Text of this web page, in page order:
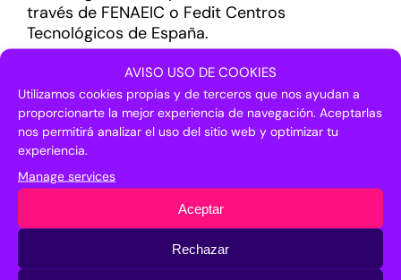
AVISO USO DE COOKIES
Utilizamos cookies propias y de terceros que nos ayudan a
proporcionarte la mejor experiencia de navegación. Aceptarlas
nos permitirá analizar el uso del sitio web y optimizar tu
experiencia.
Manage services
Aceptar
Rechazar
través de FENAEIC o Fedit Centros
Tecnológicos de España.
Precisamente 22 centros tecnológicos y
agrupaciones autonómicas de centros
tecnológicos participan en el stand agrupado
de Fedit en Transfiere 2025. Se trata de la
edición en la que más centros acuden como
expositores desde los inicios del foro, que
desde entonces ha contado con participación
activa por parte de la federación. AIN, AITIIP,
ATIGA, CTC, CETEM, CIDAUT, CIT-UPC, CTAG,
CTCR, CTIC, EURECAT, FIDAMC, FUNDITEC, ITE,